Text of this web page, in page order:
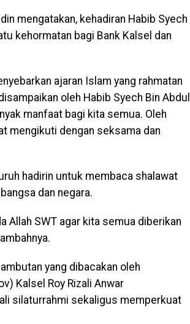
mengatakan, kehadiran Habib Syech
kehormatan bagi Bank Kalsel dan
ajaran Islam yang rahmatan
oleh Habib Syech Bin Abdul
manfaat bagi kita semua. Oleh
mengikuti dengan seksama dan
hadirin untuk membaca shalawat
dan negara.
Allah SWT agar kita semua diberikan
yang dibacakan oleh
Kalsel Roy Rizali Anwar
silaturrahmi sekaligus memperkuat